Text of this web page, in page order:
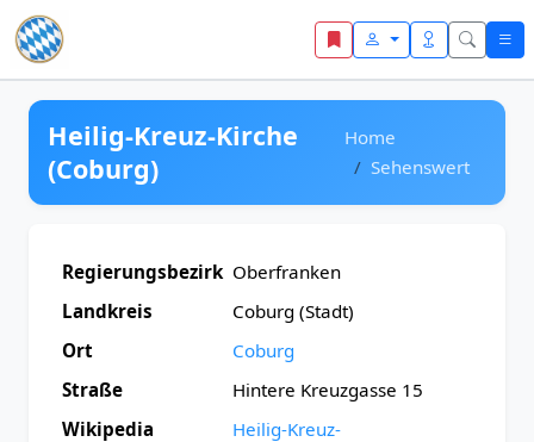
Zum Inhalt springen
Heilig-Kreuz-Kirche
(Coburg)
Home
Sehenswert
Regierungsbezirk Oberfranken
Landkreis
Coburg (Stadt)
Ort
Coburg
Straße
Hintere Kreuzgasse 15
Wikipedia
Heilig-Kreuz-